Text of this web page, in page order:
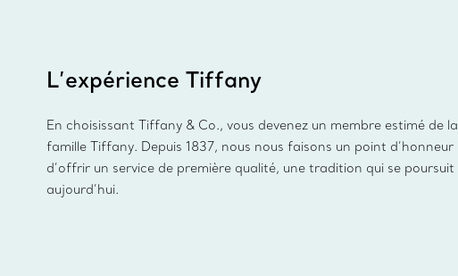
L’expérience Tiffany
En choisissant Tiffany & Co., vous devenez un membre estimé de la
famille Tiffany. Depuis 1837, nous nous faisons un point d’honneur
d’offrir un service de première qualité, une tradition qui se poursuit
aujourd’hui.